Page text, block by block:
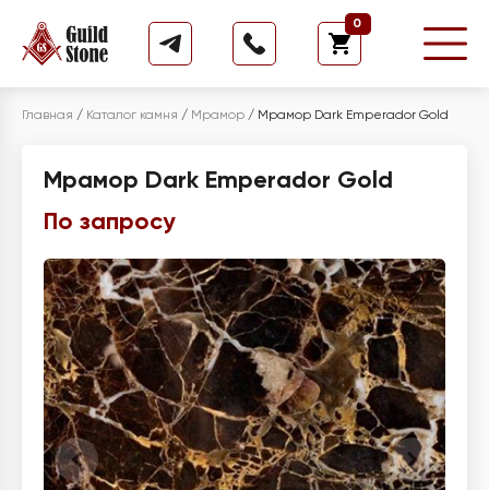
0
Главная / Каталог камня / Мрамор / Мрамор Dark Emperador Gold
Мрамор Dark Emperador Gold
По запросу